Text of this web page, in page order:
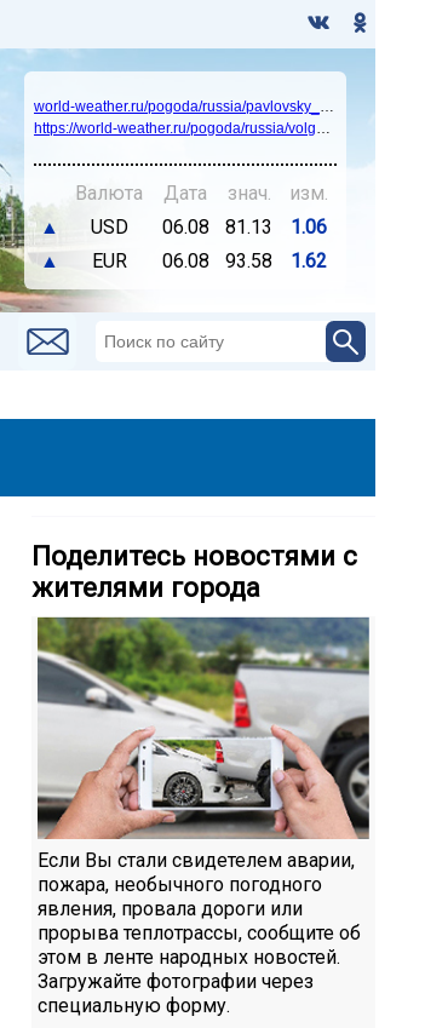
world-weather.ru/pogoda/russia/pavlovsky_posad/14days/
https://world-weather.ru/pogoda/russia/volgograd/
Валюта Дата знач.
изм.
▲
USD 06.08 81.13
1.06
▲
EUR 06.08 93.58 1.62
Поделитесь новостями с
жителями города
Если Вы стали свидетелем аварии,
пожара, необычного погодного
явления, провала дороги или
прорыва теплотрассы, сообщите об
этом в ленте народных новостей.
Загружайте фотографии через
специальную форму.